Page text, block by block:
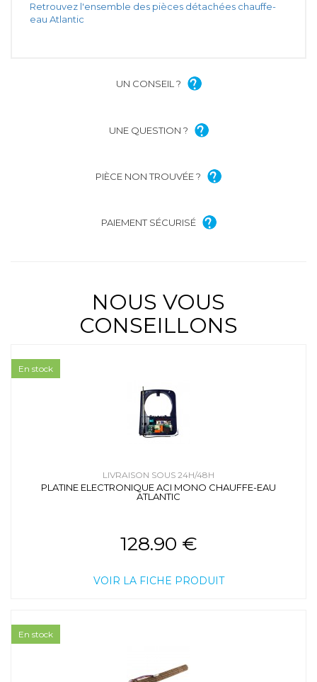
Retrouvez l'ensemble des pièces détachées chauffe-
eau Atlantic
UN CONSEIL ?
UNE QUESTION ?
PIÈCE NON TROUVÉE ?
PAIEMENT SÉCURISÉ
NOUS VOUS
CONSEILLONS
LIVRAISON SOUS 24H/48H
PLATINE ELECTRONIQUE ACI MONO CHAUFFE-EAU
ATLANTIC
128.90 €
VOIR LA FICHE PRODUIT
En stock
En stock